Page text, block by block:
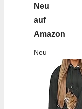
Neu
auf
Amazon
Neu